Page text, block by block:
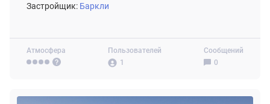
Атмосфера
Пользователей
1
Сообщений
0
Застройщик: Баркли